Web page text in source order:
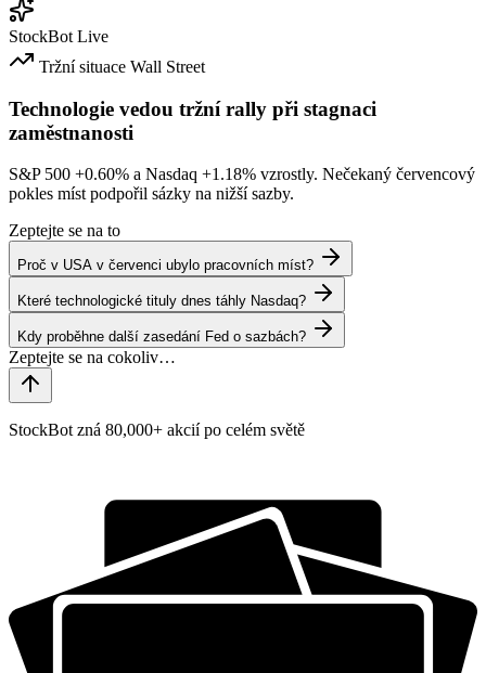
StockBot Live
Tržní situace Wall Street
Technologie vedou tržní rally při stagnaci
zaměstnanosti
S&P 500 +0.60% a Nasdaq +1.18% vzrostly. Nečekaný červencový
pokles míst podpořil sázky na nižší sazby.
Zeptejte se na to
Proč v USA v červenci ubylo pracovních míst?
Které technologické tituly dnes táhly Nasdaq?
Kdy proběhne další zasedání Fed o sazbách?
StockBot zná 80,000+ akcií po celém světě